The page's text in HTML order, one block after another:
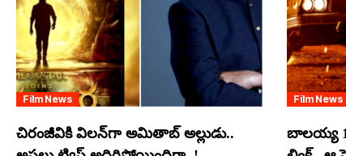
Film News
చిరంజీవికి విలన్‌గా అమితాబ్ అల్లుడు..
Film News
బాలయ్య